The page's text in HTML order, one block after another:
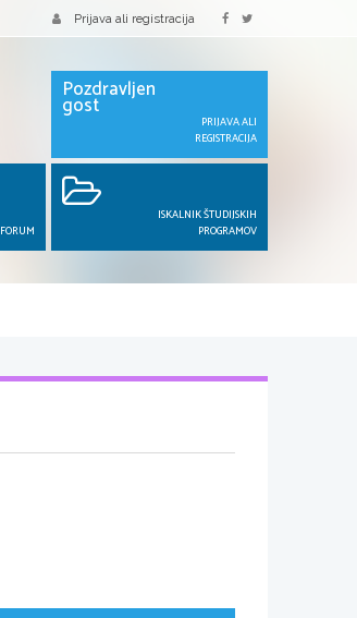
Prijava ali registracija
Pozdravljen
gost
PRIJAVA ALI
REGISTRACIJA
FORUM
ISKALNIK ŠTUDIJSKIH
PROGRAMOV